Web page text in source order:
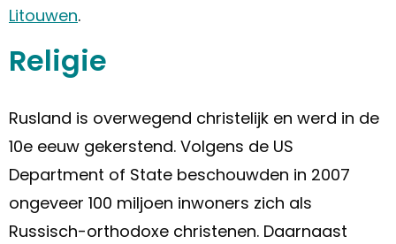
Litouwen.
Religie
Rusland is overwegend christelijk en werd in de
10e eeuw gekerstend. Volgens de US
Department of State beschouwden in 2007
ongeveer 100 miljoen inwoners zich als
Russisch-orthodoxe christenen. Daarnaast